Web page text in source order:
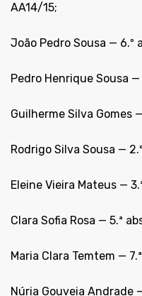
AA14/15;
João Pedro Sousa — 6.º
Pedro Henrique Sousa —
Guilherme Silva Gomes
Rodrigo Silva Sousa —
Eleine Vieira Mateus —
Clara Sofia Rosa — 5.ª
Maria Clara Temtem —
Núria Gouveia Andrade